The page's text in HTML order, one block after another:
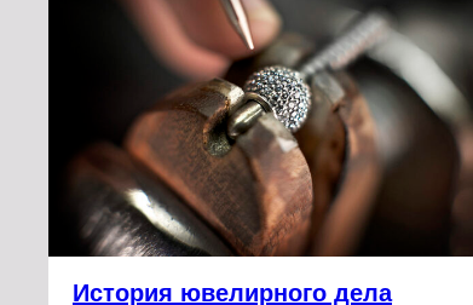
История ювелирного дела